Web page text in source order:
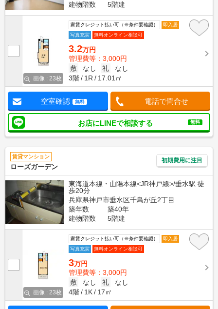
建物階数
5階建
画像 : 23枚
家賃クレジット払い可（※条件要確認）
即入居
写真充実
無料オンライン相談可
3.2万円
管理費等：3,000円
敷
なし 礼
なし
3階
1R 17.01㎡
空室確認 無料 電話で問合せ
お店にLINEで相談する 無料
賃貸マンション
ローズガーデン
初期費用に注目
東海道本線・山陽本線<JR神戸線>/垂水駅 徒
歩20分
兵庫県神戸市垂水区千鳥が丘2丁目
築年数
築40年
建物階数
5階建
画像 : 23枚
家賃クレジット払い可（※条件要確認）
即入居
写真充実
無料オンライン相談可
3万円
管理費等：3,000円
敷
なし 礼
なし
4階
1K 17㎡